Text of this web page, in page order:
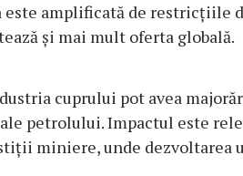
amplificată de restricțiile
și mai mult oferta globală.
cuprului pot avea
petrolului. Impactul este
miniere, unde dezvoltarea